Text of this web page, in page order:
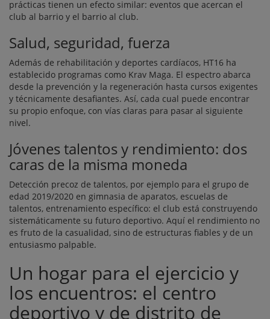
prácticas tienen un efecto similar: eventos que acercan el
club al barrio y el barrio al club.
Salud, seguridad, fuerza
Además de rehabilitación y deportes cardíacos, HT16 ha
establecido programas como Krav Maga. El espectro abarca
desde la prevención y la regeneración hasta cursos exigentes
y técnicamente desafiantes. Así, cada cual puede encontrar
su propio enfoque, con vías claras para pasar al siguiente
nivel.
Jóvenes talentos y rendimiento: dos
caras de la misma moneda
Detección precoz de talentos, por ejemplo para el grupo de
edad 2019/2020 en gimnasia de aparatos, escuelas de
talentos, entrenamiento específico: el club está construyendo
sistemáticamente su futuro deportivo. Aquí el rendimiento no
es fruto de la casualidad, sino de estructuras fiables y de un
entusiasmo palpable.
Un hogar para el ejercicio y
los encuentros: el centro
deportivo y de distrito de